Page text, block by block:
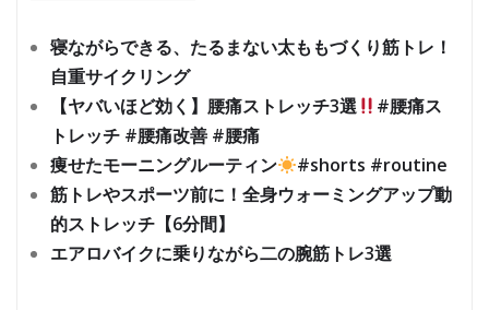
寝ながらできる、たるまない太ももづくり筋トレ！
自重サイクリング
【ヤバいほど効く】腰痛ストレッチ3選
#腰痛ス
トレッチ #腰痛改善 #腰痛
痩せたモーニングルーティン
#shorts #routine
筋トレやスポーツ前に！全身ウォーミングアップ動
的ストレッチ【6分間】
エアロバイクに乗りながら二の腕筋トレ3選